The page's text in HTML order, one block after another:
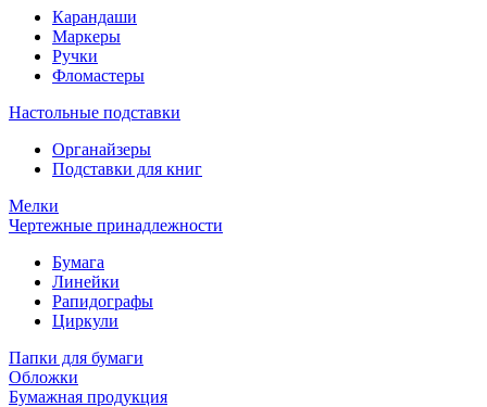
Карандаши
Маркеры
Ручки
Фломастеры
Настольные подставки
Органайзеры
Подставки для книг
Мелки
Чертежные принадлежности
Бумага
Линейки
Рапидографы
Циркули
Папки для бумаги
Обложки
Бумажная продукция